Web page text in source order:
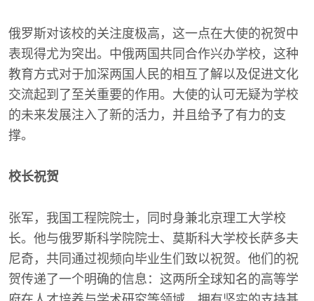
俄罗斯对该校的关注度极高，这一点在大使的祝贺中
表现得尤为突出。中俄两国共同合作兴办学校，这种
教育方式对于加深两国人民的相互了解以及促进文化
交流起到了至关重要的作用。大使的认可无疑为学校
的未来发展注入了新的活力，并且给予了有力的支
撑。
校长祝贺
张军，我国工程院院士，同时身兼北京理工大学校
长。他与俄罗斯科学院院士、莫斯科大学校长萨多夫
尼奇，共同通过视频向毕业生们致以祝贺。他们的祝
贺传递了一个明确的信息：这两所全球知名的高等学